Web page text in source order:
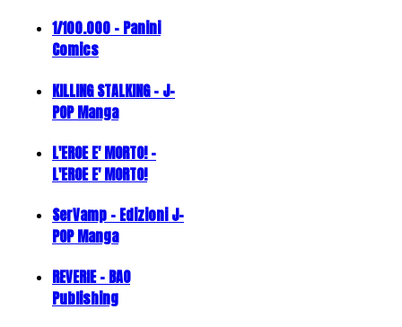
1/100.000 - Panini
Comics
KILLING STALKING - J-
POP Manga
L'EROE E' MORTO! -
L'EROE E' MORTO!
SerVamp - Edizioni J-
POP Manga
REVERIE - BAO
Publishing